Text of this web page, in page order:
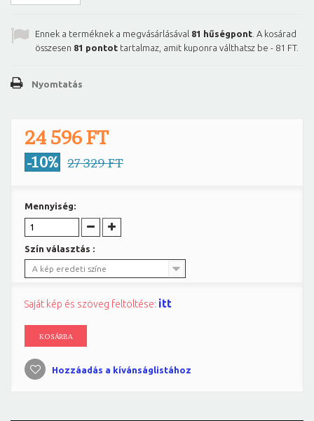
Ennek a terméknek a megvásárlásával 81 hűségpont . A kosárad
összesen 81 pontot tartalmaz, amit kuponra válthatsz be - 81 FT.
Nyomtatás
24 596 FT
-10% 27 329 FT
Mennyiség:
Szín választás :
A kép eredeti színe
Saját kép és szöveg feltöltése: itt
KOSÁRBA
Hozzáadás a kívánságlistához